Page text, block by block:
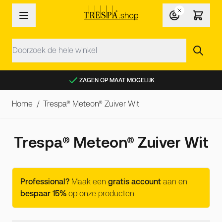
Ga naar de inhoud
ZAGEN OP MAAT MOGELIJK
Home / Trespa® Meteon® Zuiver Wit
Trespa® Meteon® Zuiver Wit
Professional? Maak een gratis account aan en
bespaar 15% op onze producten.